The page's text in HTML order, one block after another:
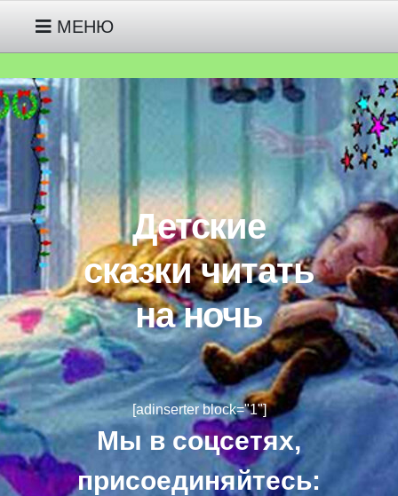
МЕНЮ
РУССКИЕ НАРОДНЫЕ СКАЗКИ
МОИ СКАЗКИ ПРО ГНОМИКА
ДЖУНИПЕРА ДЕТЯМ 2-3 ЛЕТ
МОИ СКАЗКИ ПРО ЖИВОТНЫХ
ДЕТЯМ 3-4-5 ЛЕТ
МОИ СКАЗКИ ПРО
ИНОПЛАНЕТЯНИНА ПИПА ДЕТЯМ
5-6-7 ЛЕТ
АВТОРСКИЕ СКАЗКИ
СКАЗКИ НАРОДОВ МИРА
Детские
сказки читать
на ночь
[adinserter block="1"]
Мы в соцсетях,
присоединяйтесь: